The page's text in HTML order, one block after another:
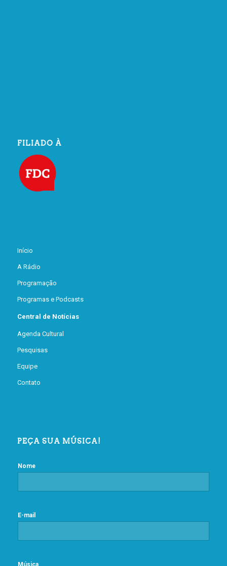
FILIADO À
Início
A Rádio
Programação
Programas e Podcasts
Central de Notícias
Agenda Cultural
Pesquisas
Equipe
Contato
PEÇA SUA MÚSICA!
Nome
E-mail
Música